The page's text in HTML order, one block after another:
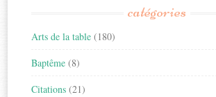
catégories
Arts de la table (180)
Baptême (8)
Citations (21)